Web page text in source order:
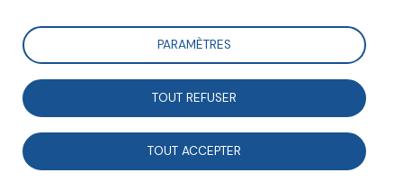
Suivre
Pour répondre à la demande faite par la Mairie de Paris,
Droits d’urgence propose depuis 2006 un accueil
PARAMÈTRES
TOUT REFUSER
TOUT ACCEPTER